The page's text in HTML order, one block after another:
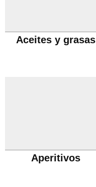
Aceites y grasas
Aperitivos